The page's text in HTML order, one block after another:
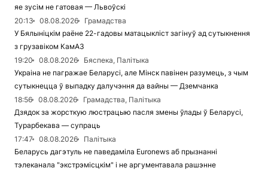
яе зусім не гатовая — Львоўскі
20:13
08.08.2026
Грамадства
У Бялыніцкім раёне 22-гадовы матацыкліст загінуў ад сутыкнення
з грузавіком КамАЗ
19:20
08.08.2026
Бяспека, Палітыка
Украіна не пагражае Беларусі, але Мінск павінен разумець, з чым
сутыкнецца ў выпадку далучэння да вайны — Дземчанка
18:56
08.08.2026
Грамадства, Палітыка
Дзядок за жорсткую люстрацыю пасля змены ўлады ў Беларусі,
Турарбекава — супраць
17:47
08.08.2026
Палітыка
Беларусь дагэтуль не паведаміла Euronews аб прызнанні
тэлеканала "экстрэмісцкім" і не аргументавала рашэнне